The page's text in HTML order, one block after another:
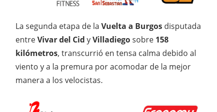
La segunda etapa de la Vuelta a Burgos disputada
entreVivar del Cid yVilladiegosobre 158
kilómetros, transcurrió en tensa calma debido al
viento y a la premura por acomodar de la mejor
manera a los velocistas.